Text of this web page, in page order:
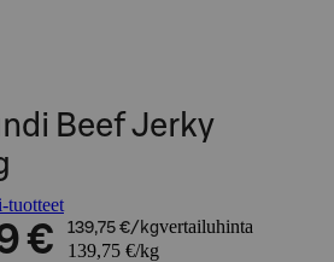
Beef Jerky
€ 139,75 €/kgvertailuhinta
139,75 €/kg